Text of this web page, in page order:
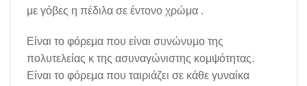
με γόβες η πέδιλα σε έντονο χρώμα .
Είναι το φόρεμα που είναι συνώνυμο της
πολυτελείας κ της ασυναγώνιστης κομψότητας.
Είναι το φόρεμα που ταιριάζει σε κάθε γυναίκα